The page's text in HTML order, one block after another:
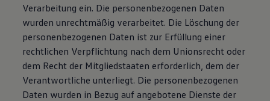
Verarbeitung ein. Die personenbezogenen Daten
wurden unrechtmäßig verarbeitet. Die Löschung der
personenbezogenen Daten ist zur Erfüllung einer
rechtlichen Verpflichtung nach dem Unionsrecht oder
dem Recht der Mitgliedstaaten erforderlich, dem der
Verantwortliche unterliegt. Die personenbezogenen
Daten wurden in Bezug auf angebotene Dienste der